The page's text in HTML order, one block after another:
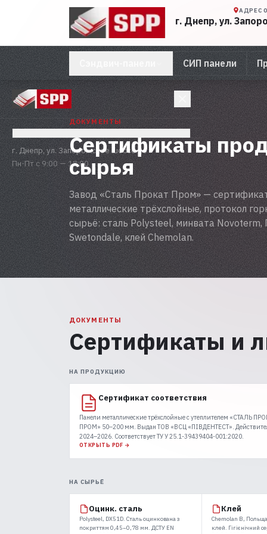
АДРЕС
г. Днепр, ул.
СИП панели
Сэндвич-панели
СИП панели
Профнастил
Сертификаты
О компании
+38 (067) 464 04 29
+38 (077) 077 02 88
+38 (050) 480 04 80
г. Днепр, ул. Запорожское шоссе 26
Пн-Пт с 9:00 — 18:00
ДОКУМЕНТЫ
Сертификаты
сырья
Завод «Сталь Прокат Пром» —
металлические трёхслойные, протокол
сырьё: сталь Polysteel, минвата Novoterm,
Swetondale, клей Chemolan.
ДОКУМЕНТЫ
Сертификаты и
НА ПРОДУКЦИЮ
Сертификат соответствия
Панели металлические трёхслойные с утеплителем «СТАЛЬ
ПРОМ» 50–200 мм. Выдан ТОВ «ВСЦ «ПІВДЕНТЕСТ».
2024–2026. Соответствует ТУ У 25.1-39439404-001:2020.
ОТКРЫТЬ PDF →
НА СЫРЬЁ
Оцинк. сталь
Polysteel, DX51D. Сталь оцинкована з
покриттям 0,45–0,78 мм. ДСТУ EN
Клей
Chemolan B,
клей. Гігієнічний